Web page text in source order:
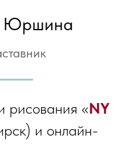
Юршина
рисования «NY
и онлайн-